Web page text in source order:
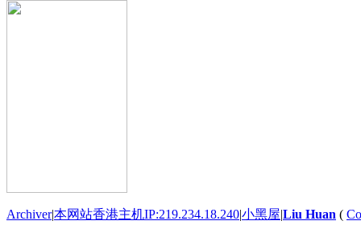
Archiver|本网站香港主机IP:219.234.18.240|小黑屋|Liu Huan (